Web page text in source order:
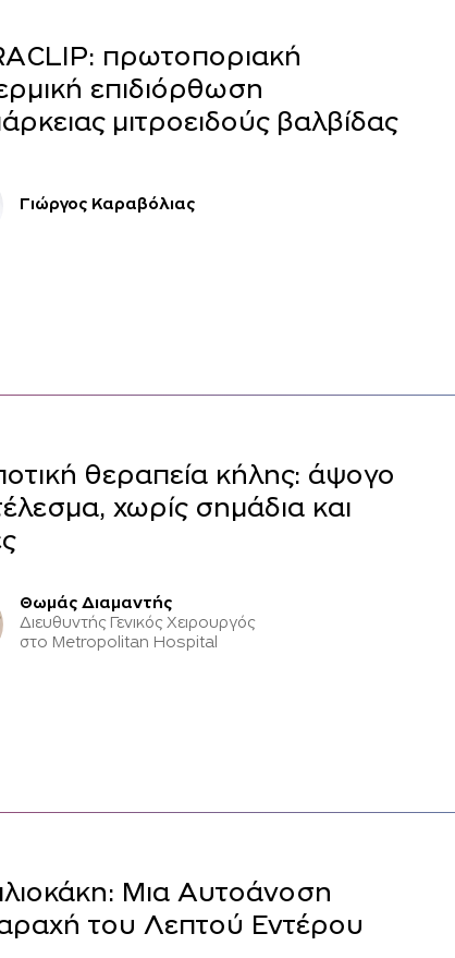
πρωτοποριακή
επιδιόρθωση
μιτροειδούς βαλβίδας
Γιώργος Καραβόλιας
θεραπεία κήλης: άψογο
χωρίς σημάδια και
Θωμάς Διαμαντής
Διευθυντής Γενικός Χειρουργός
στο Metropolitan Hospital
Μια Αυτοάνοση
του Λεπτού Εντέρου